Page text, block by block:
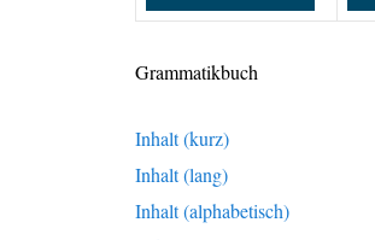
Grammatikbuch
Inhalt (kurz)
Inhalt (lang)
Inhalt (alphabetisch)